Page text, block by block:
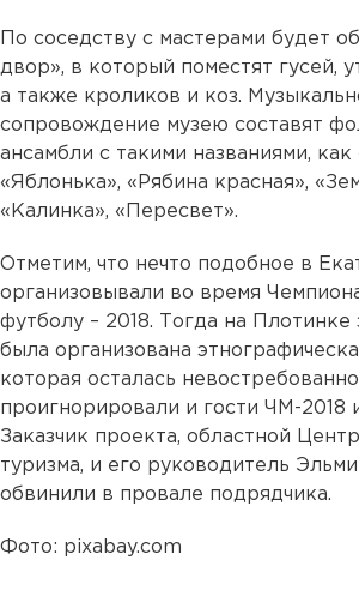
По соседству с мастерами будет
двор», в который поместят гусей,
а также кроликов и коз.
сопровождение музею составят
ансамбли с такими названиями, как
«Яблонька», «Рябина красная»,
«Калинка», «Пересвет».
Отметим, что нечто подобное в
организовывали во время
футболу – 2018. Тогда на Плотинке
была организована
которая осталась
проигнорировали и гости ЧМ-2018
Заказчик проекта, областной
туризма, и его руководитель
обвинили в провале подрядчика.
Фото: pixabay.com